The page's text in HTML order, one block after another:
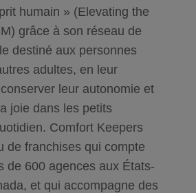
humain » (Elevating the
grâce à son réseau de
destiné aux personnes
adultes, en leur
leur autonomie et
joie dans les petits
Comfort Keepers
de franchises qui compte
de 600 agences aux États-
et qui accompagne des